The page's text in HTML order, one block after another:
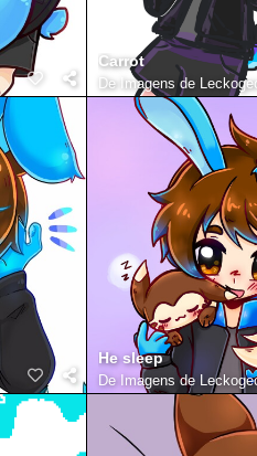
Carrot
De Imagens de
He sleep
De Imagens de